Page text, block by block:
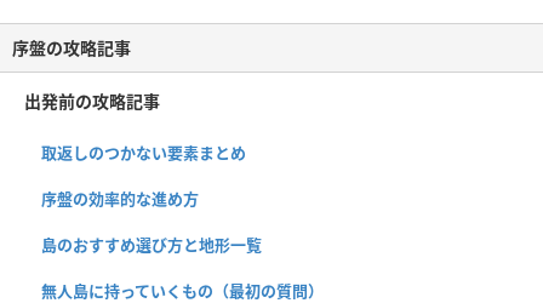
序盤の攻略記事
出発前の攻略記事
取返しのつかない要素まとめ
序盤の効率的な進め方
島のおすすめ選び方と地形一覧
無人島に持っていくもの（最初の質問）